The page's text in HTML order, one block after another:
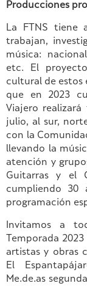
Producciones
La FTNS tiene
trabajan,
música:
etc. El
cultural de estos
que en 2023
Viajero
julio, al sur,
con la
llevando la
atención y
Guitarras y el
cumpliendo 30
programación
Invitamos a
Temporada
artistas y obras
El
Me.de.as